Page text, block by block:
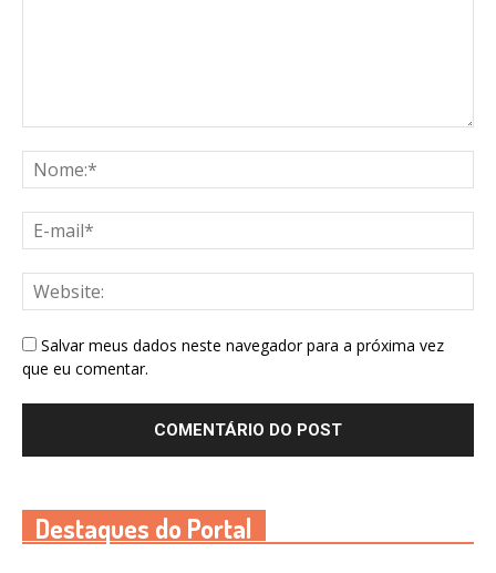
Salvar meus dados neste navegador para a próxima vez
que eu comentar.
Destaques do Portal